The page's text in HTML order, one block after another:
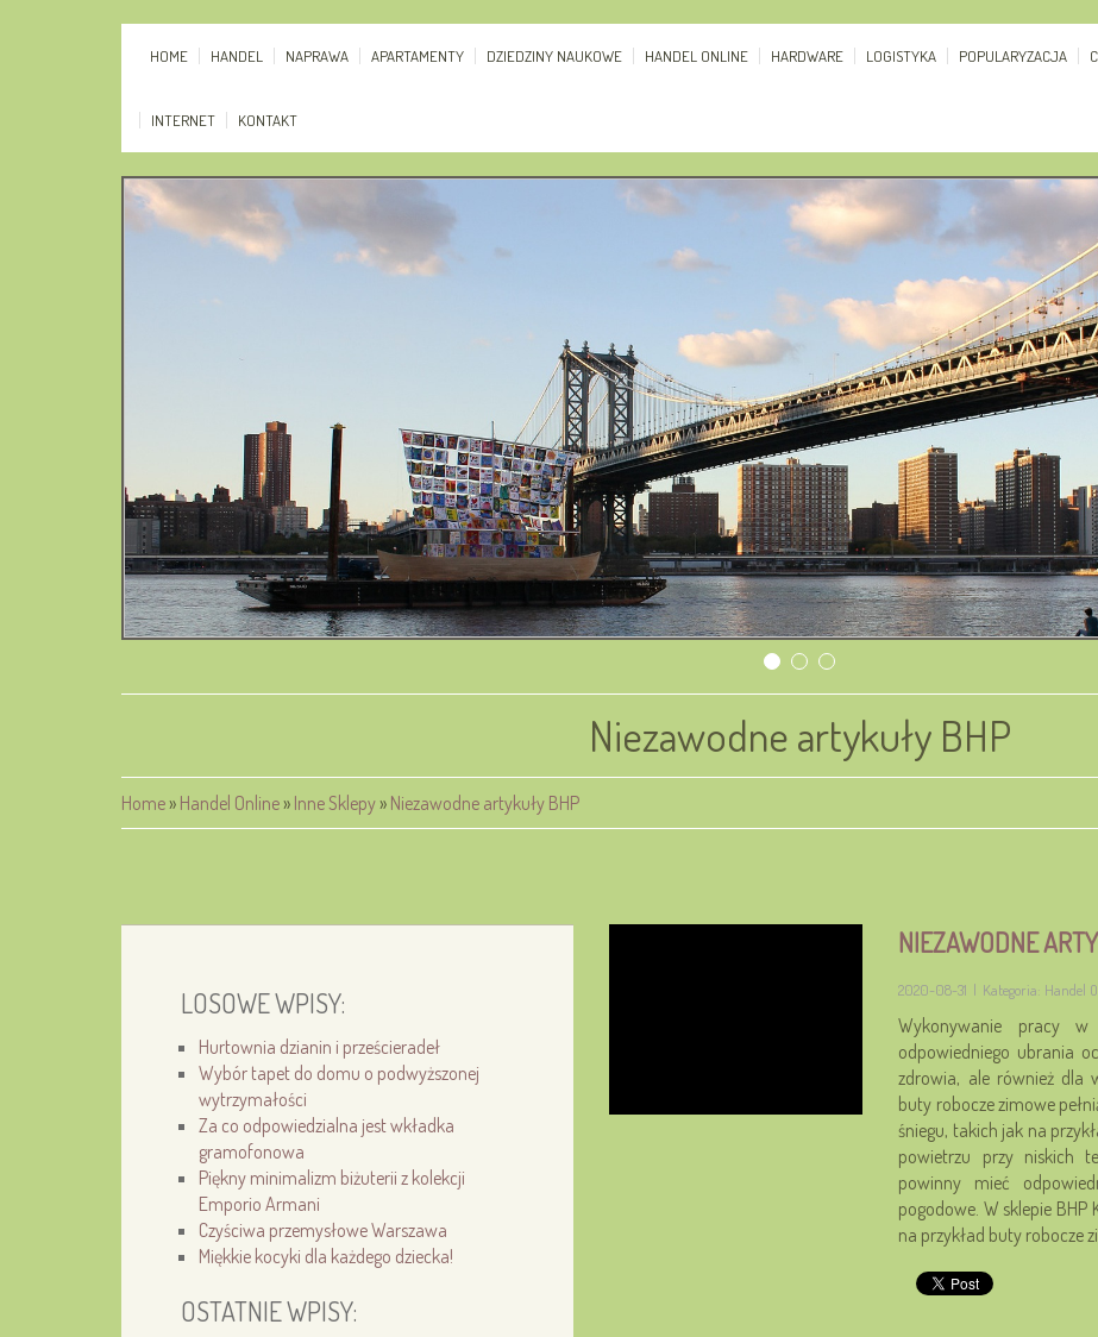
HOME HANDEL NAPRAWA APARTAMENTY DZIEDZINY NAUKOWE HANDEL ONLINE HARDWARE LOGISTYKA POPULARYZACJA
INTERNET KONTAKT
Niezawodne artykuły BHP
Home» Handel Online» Inne Sklepy» Niezawodne artykuły BHP
LOSOWE WPISY:
Hurtownia dzianin i prześcieradeł
Wybór tapet do domu o podwyższonej
wytrzymałości
Za co odpowiedzialna jest wkładka
gramofonowa
Piękny minimalizm biżuterii z kolekcji
Emporio Armani
Czyściwa przemysłowe Warszawa
Miękkie kocyki dla każdego dziecka!
OSTATNIE WPISY:
NIEZAWODNE
2020-08-31 | Kategoria: Handel
Wykonywanie pracy w
odpowiedniego ubrania
zdrowia, ale również dla
buty robocze zimowe
śniegu, takich jak na
powietrzu przy niskich
powinny mieć
pogodowe. W sklepie
na przykład buty robocze